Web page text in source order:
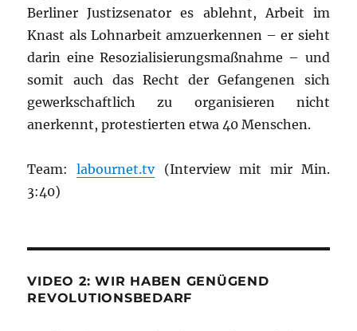
Berliner Justizsenator es ablehnt, Arbeit im
Knast als Lohnarbeit amzuerkennen – er sieht
darin eine Resozialisierungsmaßnahme – und
somit auch das Recht der Gefangenen sich
gewerkschaftlich zu organisieren nicht
anerkennt, protestierten etwa 40 Menschen.
Team:labournet.tv(Interview mit mir Min.
3:40)
VIDEO 2: WIR HABEN GENÜGEND
REVOLUTIONSBEDARF